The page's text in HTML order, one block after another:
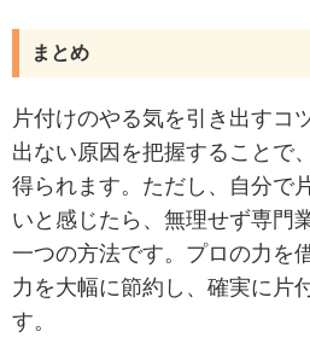
まとめ
片付けのやる気を引き出すコ
出ない原因を把握することで
得られます。ただし、自分で
いと感じたら、無理せず専門
一つの方法です。プロの力を
力を大幅に節約し、確実に片
す。